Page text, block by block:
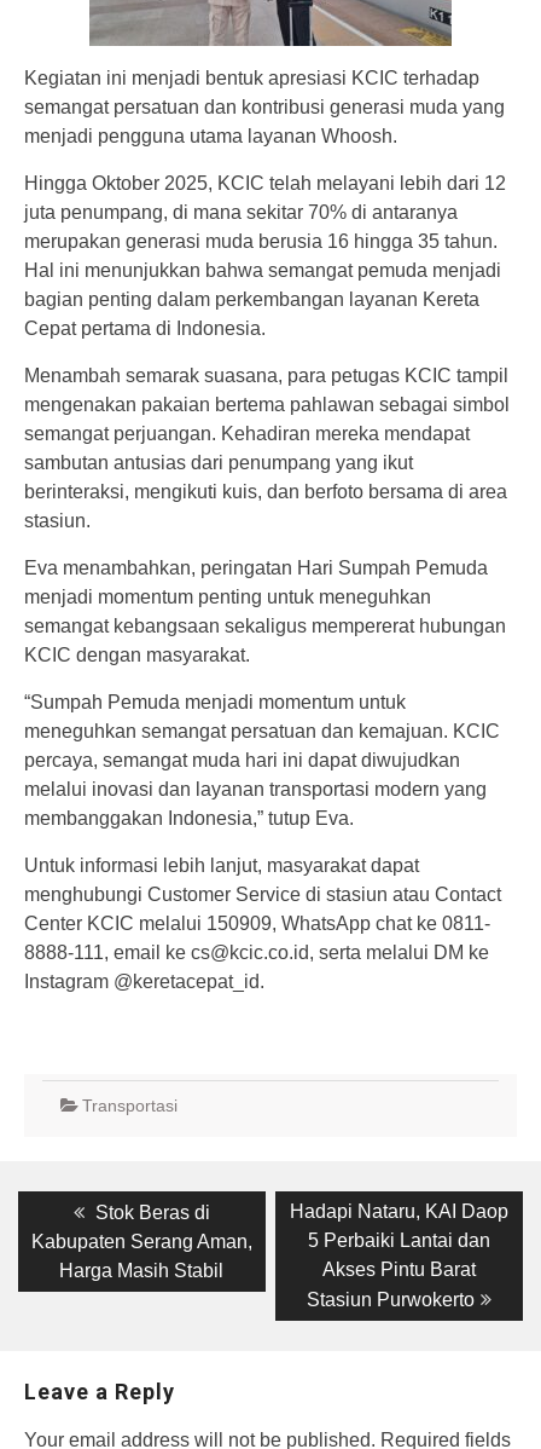
Kegiatan ini menjadi bentuk apresiasi KCIC terhadap
semangat persatuan dan kontribusi generasi muda yang
menjadi pengguna utama layanan Whoosh.
Hingga Oktober 2025, KCIC telah melayani lebih dari 12
juta penumpang, di mana sekitar 70% di antaranya
merupakan generasi muda berusia 16 hingga 35 tahun.
Hal ini menunjukkan bahwa semangat pemuda menjadi
bagian penting dalam perkembangan layanan Kereta
Cepat pertama di Indonesia.
Menambah semarak suasana, para petugas KCIC tampil
mengenakan pakaian bertema pahlawan sebagai simbol
semangat perjuangan. Kehadiran mereka mendapat
sambutan antusias dari penumpang yang ikut
berinteraksi, mengikuti kuis, dan berfoto bersama di area
stasiun.
Eva menambahkan, peringatan Hari Sumpah Pemuda
menjadi momentum penting untuk meneguhkan
semangat kebangsaan sekaligus mempererat hubungan
KCIC dengan masyarakat.
“Sumpah Pemuda menjadi momentum untuk
meneguhkan semangat persatuan dan kemajuan. KCIC
percaya, semangat muda hari ini dapat diwujudkan
melalui inovasi dan layanan transportasi modern yang
membanggakan Indonesia,” tutup Eva.
Untuk informasi lebih lanjut, masyarakat dapat
menghubungi Customer Service di stasiun atau Contact
Center KCIC melalui 150909, WhatsApp chat ke 0811-
8888-111, email ke cs@kcic.co.id, serta melalui DM ke
Instagram @keretacepat_id.
Transportasi
navigation
Previous
post:
Stok Beras di
Kabupaten Serang Aman,
Harga Masih Stabil
Next
post:
Hadapi Nataru, KAI Daop
5 Perbaiki Lantai dan
Akses Pintu Barat
Stasiun Purwokerto
Leave a Reply
Your email address will not be published. Required fields